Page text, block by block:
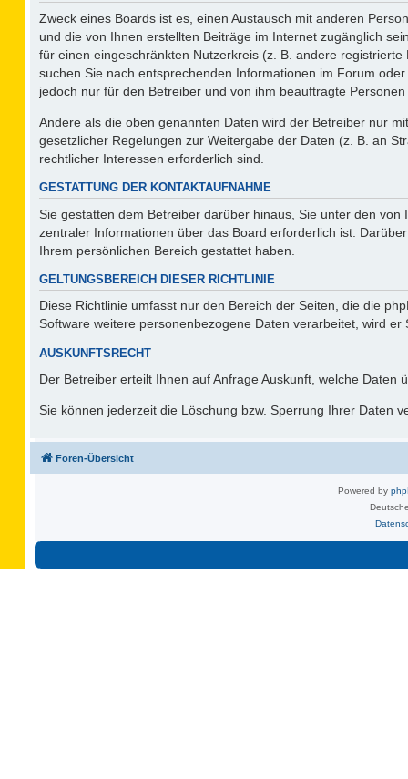
Zweck eines Boards ist es, einen Austausch mit anderen
und die von Ihnen erstellten Beiträge im Internet zugänglich
für einen eingeschränkten Nutzerkreis (z. B. andere
suchen Sie nach entsprechenden Informationen im Forum
jedoch nur für den Betreiber und von ihm beauftragte
Andere als die oben genannten Daten wird der Betreiber nur
gesetzlicher Regelungen zur Weitergabe der Daten (z. B. an
rechtlicher Interessen erforderlich sind.
GESTATTUNG DER KONTAKTAUFNAHME
Sie gestatten dem Betreiber darüber hinaus, Sie unter den
zentraler Informationen über das Board erforderlich ist.
Ihrem persönlichen Bereich gestattet haben.
GELTUNGSBEREICH DIESER RICHTLINIE
Diese Richtlinie umfasst nur den Bereich der Seiten, die die
Software weitere personenbezogene Daten verarbeitet, wird
AUSKUNFTSRECHT
Der Betreiber erteilt Ihnen auf Anfrage Auskunft, welche Daten
Sie können jederzeit die Löschung bzw. Sperrung Ihrer Daten
Foren-Übersicht
Powered by